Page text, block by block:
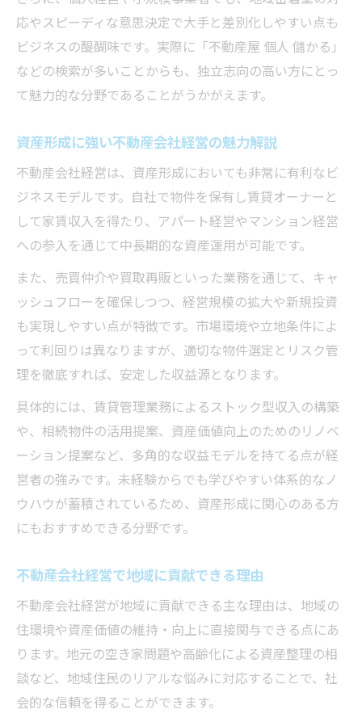
応やスピーディな意思決定で大手と差別化しやすい点も
ビジネスの醍醐味です。実際に「不動産屋 個人 儲かる」
などの検索が多いことからも、独立志向の高い方にとっ
て魅力的な分野であることがうかがえます。
資産形成に強い不動産会社経営の魅力解説
不動産会社経営は、資産形成においても非常に有利なビ
ジネスモデルです。自社で物件を保有し賃貸オーナーと
して家賃収入を得たり、アパート経営やマンション経営
への参入を通じて中長期的な資産運用が可能です。
また、売買仲介や買取再販といった業務を通じて、キャ
ッシュフローを確保しつつ、経営規模の拡大や新規投資
も実現しやすい点が特徴です。市場環境や立地条件によ
って利回りは異なりますが、適切な物件選定とリスク管
理を徹底すれば、安定した収益源となります。
具体的には、賃貸管理業務によるストック型収入の構築
や、相続物件の活用提案、資産価値向上のためのリノベ
ーション提案など、多角的な収益モデルを持てる点が経
営者の強みです。未経験からでも学びやすい体系的なノ
ウハウが蓄積されているため、資産形成に関心のある方
にもおすすめできる分野です。
不動産会社経営で地域に貢献できる理由
不動産会社経営が地域に貢献できる主な理由は、地域の
住環境や資産価値の維持・向上に直接関与できる点にあ
ります。地元の空き家問題や高齢化による資産整理の相
談など、地域住民のリアルな悩みに対応することで、社
会的な信頼を得ることができます。